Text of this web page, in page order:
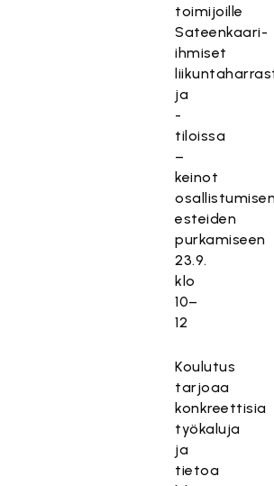
toimijoille
Sateenkaari-
ihmiset
ja
-
tiloissa
–
keinot
osallistumisen
esteiden
purkamiseen
23.9.
klo
10–
12
Koulutus
tarjoaa
konkreettisia
työkaluja
ja
tietoa